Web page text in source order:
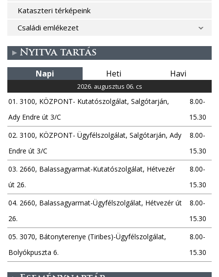
Kataszteri térképeink
Családi emlékezet
Nyitva tartás
Napi Heti Havi
2026. augusztus 06. cs
01. 3100, KÖZPONT- Kutatószolgálat, Salgótarján,
Ady Endre út 3/C
8.00-
15.30
02. 3100, KÖZPONT- Ügyfélszolgálat, Salgótarján, Ady
Endre út 3/C
8.00-
15.30
03. 2660, Balassagyarmat-Kutatószolgálat, Hétvezér
út 26.
8.00-
15.30
04. 2660, Balassagyarmat-Ügyfélszolgálat, Hétvezér út
26.
8.00-
15.30
05. 3070, Bátonyterenye (Tiribes)-Ügyfélszolgálat,
Bolyókpuszta 6.
8.00-
15.30